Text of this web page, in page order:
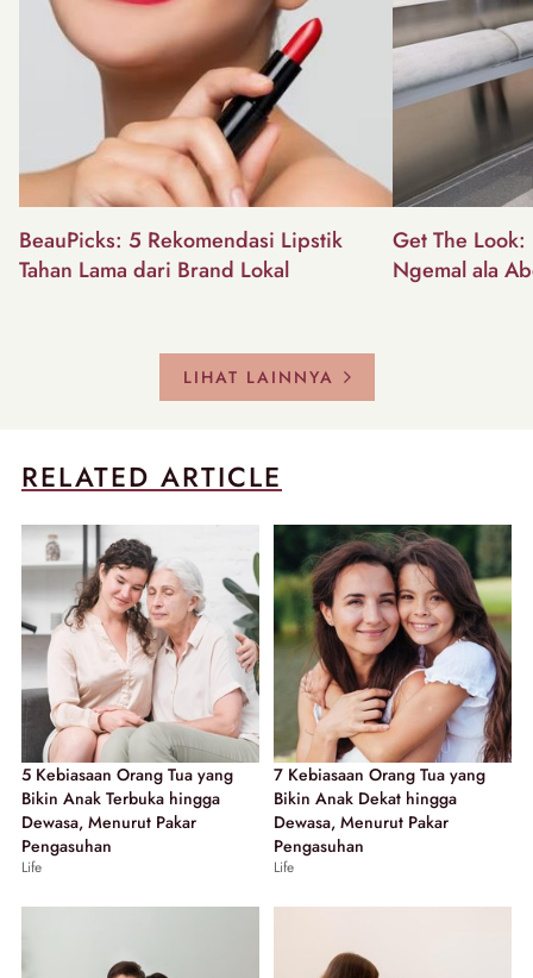
BeauPicks: 5 Rekomendasi Lipstik
Tahan Lama dari Brand Lokal
Get The
Ngemal ala
LIHAT LAINNYA
RELATED ARTICLE
5 Kebiasaan Orang Tua yang
Bikin Anak Terbuka hingga
Dewasa, Menurut Pakar
Pengasuhan
Life
7 Kebiasaan Orang Tua yang
Bikin Anak Dekat hingga
Dewasa, Menurut Pakar
Pengasuhan
Life